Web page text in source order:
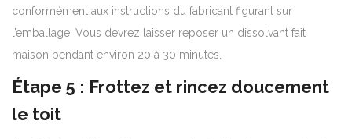
conformément aux instructions du fabricant figurant sur
l’emballage. Vous devrez laisser reposer un dissolvant fait
maison pendant environ 20 à 30 minutes.
Étape 5 : Frottez et rincez doucement
le toit